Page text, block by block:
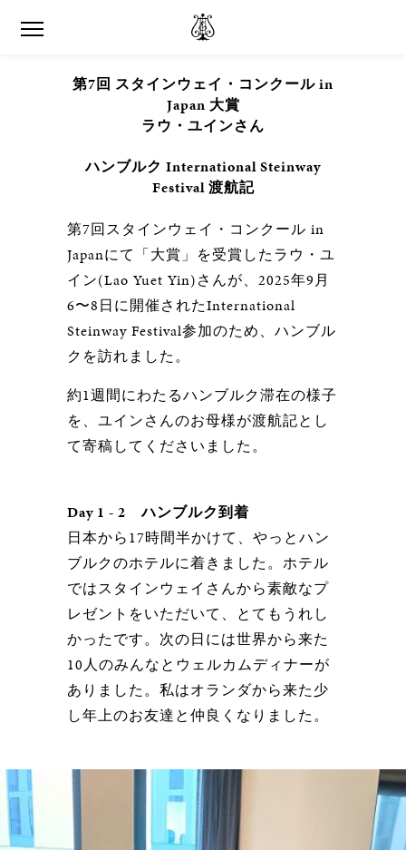
第7回 スタインウェイ・コンクール in
Japan 大賞
ラウ・ユインさん
ハンブルク International Steinway
Festival 渡航記
第7回スタインウェイ・コンクール in
Japanにて「大賞」を受賞したラウ・ユ
イン(Lao Yuet Yin)さんが、2025年9月
6〜8日に開催されたInternational
Steinway Festival参加のため、ハンブル
クを訪れました。
約1週間にわたるハンブルク滞在の様子
を、ユインさんのお母様が渡航記とし
て寄稿してくださいました。
Day 1 - 2 ハンブルク到着
日本から17時間半かけて、やっとハン
ブルクのホテルに着きました。ホテル
ではスタインウェイさんから素敵なプ
レゼントをいただいて、とてもうれし
かったです。次の日には世界から来た
10人のみんなとウェルカムディナーが
ありました。私はオランダから来た少
し年上のお友達と仲良くなりました。